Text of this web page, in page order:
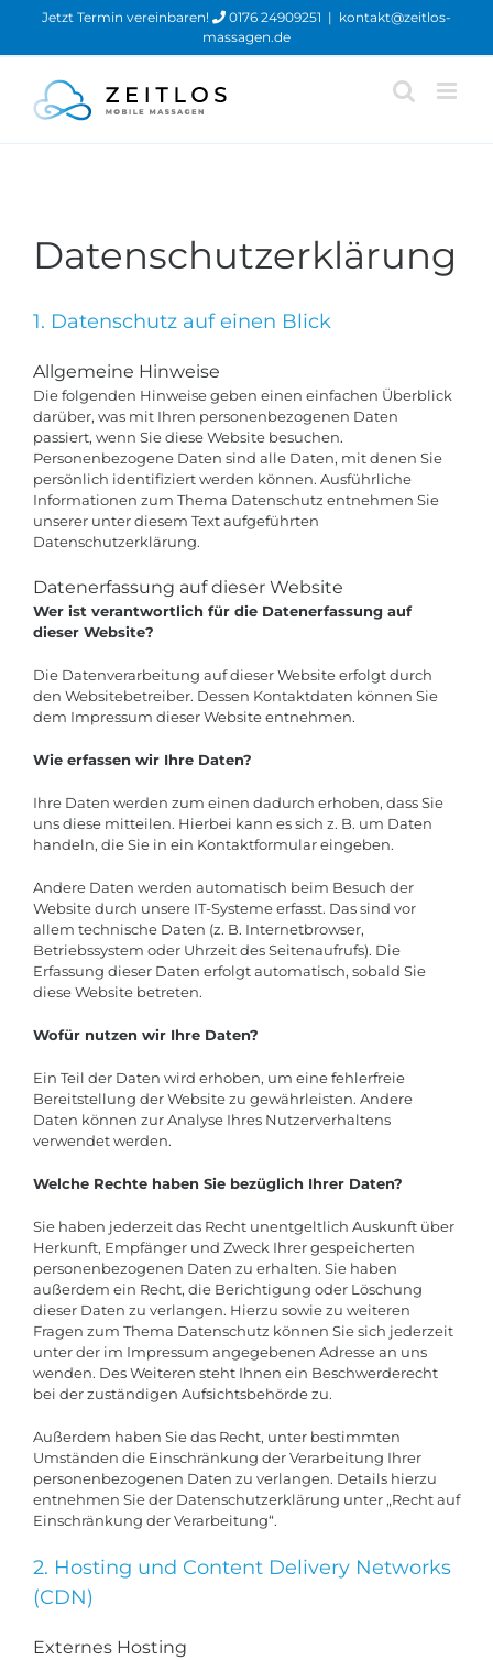
Jetzt Termin vereinbaren! 0176 24909251 | kontakt@zeitlos-
massagen.de
Datenschutzerklärung
1. Datenschutz auf einen Blick
Allgemeine Hinweise
Die folgenden Hinweise geben einen einfachen Überblick
darüber, was mit Ihren personenbezogenen Daten
passiert, wenn Sie diese Website besuchen.
Personenbezogene Daten sind alle Daten, mit denen Sie
persönlich identifiziert werden können. Ausführliche
Informationen zum Thema Datenschutz entnehmen Sie
unserer unter diesem Text aufgeführten
Datenschutzerklärung.
Datenerfassung auf dieser Website
Wer ist verantwortlich für die Datenerfassung auf
dieser Website?
Die Datenverarbeitung auf dieser Website erfolgt durch
den Websitebetreiber. Dessen Kontaktdaten können Sie
dem Impressum dieser Website entnehmen.
Wie erfassen wir Ihre Daten?
Ihre Daten werden zum einen dadurch erhoben, dass Sie
uns diese mitteilen. Hierbei kann es sich z. B. um Daten
handeln, die Sie in ein Kontaktformular eingeben.
Andere Daten werden automatisch beim Besuch der
Website durch unsere IT-Systeme erfasst. Das sind vor
allem technische Daten (z. B. Internetbrowser,
Betriebssystem oder Uhrzeit des Seitenaufrufs). Die
Erfassung dieser Daten erfolgt automatisch, sobald Sie
diese Website betreten.
Wofür nutzen wir Ihre Daten?
Ein Teil der Daten wird erhoben, um eine fehlerfreie
Bereitstellung der Website zu gewährleisten. Andere
Daten können zur Analyse Ihres Nutzerverhaltens
verwendet werden.
Welche Rechte haben Sie bezüglich Ihrer Daten?
Sie haben jederzeit das Recht unentgeltlich Auskunft über
Herkunft, Empfänger und Zweck Ihrer gespeicherten
personenbezogenen Daten zu erhalten. Sie haben
außerdem ein Recht, die Berichtigung oder Löschung
dieser Daten zu verlangen. Hierzu sowie zu weiteren
Fragen zum Thema Datenschutz können Sie sich jederzeit
unter der im Impressum angegebenen Adresse an uns
wenden. Des Weiteren steht Ihnen ein Beschwerderecht
bei der zuständigen Aufsichtsbehörde zu.
Außerdem haben Sie das Recht, unter bestimmten
Umständen die Einschränkung der Verarbeitung Ihrer
personenbezogenen Daten zu verlangen. Details hierzu
entnehmen Sie der Datenschutzerklärung unter „Recht auf
Einschränkung der Verarbeitung“.
2. Hosting und Content Delivery Networks
(CDN)
Externes Hosting